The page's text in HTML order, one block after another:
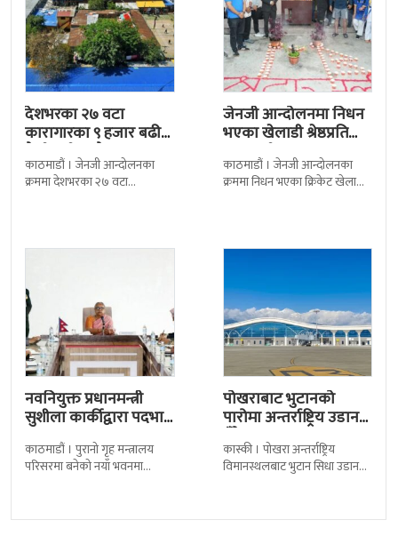
देशभरका २७ वटा
कारागारका ९ हजार बढी
कैदीबन्दी अझै फरार
काठमाडौं । जेनजी आन्दोलनका
क्रममा देशभरका २७ वटा
जेनजी आन्दोलनमा निधन
भएका खेलाडी श्रेष्ठप्रति
श्रद्धाञ्जली
काठमाडौं । जेनजी आन्दोलनका
क्रममा निधन भएका क्रिकेट खेलाडी
नवनियुक्त प्रधानमन्त्री
सुशीला कार्कीद्वारा पदभार
काठमाडौं । पुरानो गृह मन्त्रालय
परिसरमा बनेको नयाँ भवनमा
नवनियुक्त
पोखराबाट भुटानको
पारोमा अन्तर्राष्ट्रिय उडान
हुँदै
कास्की । पोखरा अन्तर्राष्ट्रिय
विमानस्थलबाट भुटान सिधा उडान
लागेको हो